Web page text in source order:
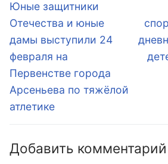
по
записям
Предыдущая
запись:
Юные защитники
Отечества и юные
дамы выступили 24
февраля на
Первенстве города
Арсеньева по тяжёлой
атлетике
Добавить комментарий